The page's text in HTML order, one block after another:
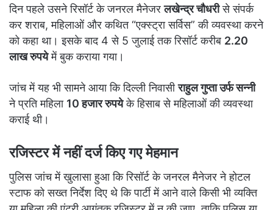
दिन पहले उसने रिसॉर्ट के जनरल मैनेजरलखेन्द्र चौधरीसे संपर्क
कर शराब, महिलाओं और कथित “एक्स्ट्रा सर्विस” की व्यवस्था करने
को कहा था। इसके बाद 4 से 5 जुलाई तक रिसॉर्ट करीब 2.20
लाख रुपयेमें बुक कराया गया।
जांच में यह भी सामने आया कि दिल्ली निवासीराहुल गुप्ता उर्फ सन्नी
ने प्रति महिला 10 हजार रुपयेके हिसाब से महिलाओं की व्यवस्था
कराई थी।
रजिस्टर में नहीं दर्ज किए गए मेहमान
पुलिस जांच में खुलासा हुआ कि रिसॉर्ट के जनरल मैनेजर ने होटल
स्टाफ को सख्त निर्देश दिए थे कि पार्टी में आने वाले किसी भी व्यक्ति